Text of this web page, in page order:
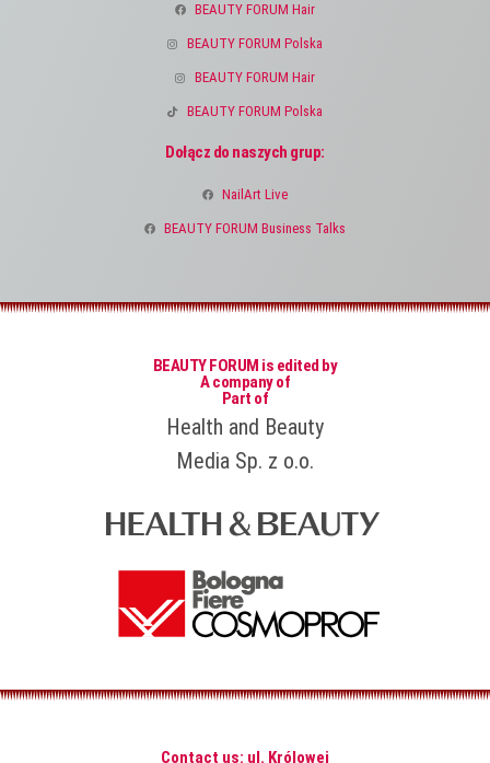
BEAUTY FORUM Hair
BEAUTY FORUM Polska
BEAUTY FORUM Hair
BEAUTY FORUM Polska
Dołącz do naszych grup:
NailArt Live
BEAUTY FORUM Business Talks
BEAUTY FORUM is edited by
A company of
Part of
Health and Beauty
Media Sp. z o.o.
Contact us: ul. Królowej